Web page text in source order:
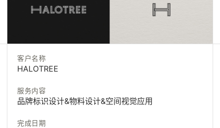
客户名称
HALOTREE
服务内容
品牌标识设计&物料设计&空间视觉应用
完成日期